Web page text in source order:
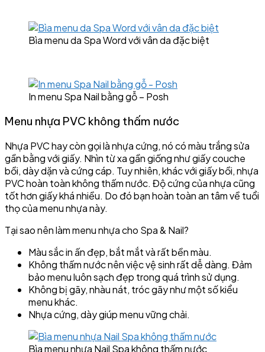
Bìa menu da Spa Word với vân da đặc biệt
In menu Spa Nail bằng gỗ – Posh
Menu nhựa PVC không thấm nước
Nhựa PVC hay còn gọi là nhựa cứng, nó có màu trắng sửa
gần bằng với giấy. Nhìn từ xa gần giống như giấy couche
bồi, dày dặn và cứng cáp. Tuy nhiên, khác với giấy bồi, nhựa
PVC hoàn toàn không thấm nước. Độ cứng của nhựa cũng
tốt hơn giấy khá nhiều. Do đó bạn hoàn toàn an tâm về tuổi
thọ của menu nhựa này.
Tại sao nên làm menu nhựa cho Spa & Nail?
Màu sắc in ấn đẹp, bắt mắt và rất bền màu.
Không thấm nước nên việc vệ sinh rất dễ dàng. Đảm
bảo menu luôn sạch đẹp trong quá trình sử dụng.
Không bị gãy, nhàu nát, tróc gãy như một số kiểu
menu khác.
Nhựa cứng, dày giúp menu vững chải.
Bìa menu nhựa Nail Spa không thấm nước